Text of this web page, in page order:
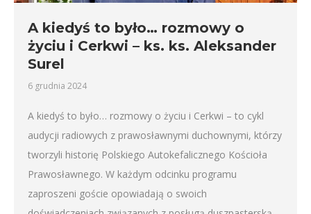
A kiedyś to było… rozmowy o
życiu i Cerkwi – ks. ks. Aleksander
Surel
6 grudnia 2024
A kiedyś to było… rozmowy o życiu i Cerkwi – to cykl
audycji radiowych z prawosławnymi duchownymi, którzy
tworzyli historię Polskiego Autokefalicznego Kościoła
Prawosławnego. W każdym odcinku programu
zaproszeni goście opowiadają o swoich